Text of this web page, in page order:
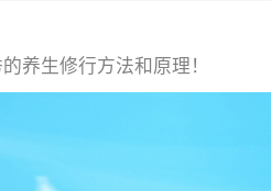
养生修行方法和原理！